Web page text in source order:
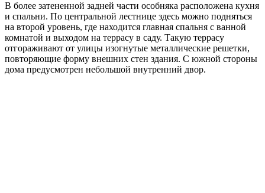
В более затененной задней части особняка расположена кухня
и спальни. По центральной лестнице здесь можно подняться
на второй уровень, где находится главная спальня с ванной
комнатой и выходом на террасу в саду. Такую террасу
отгораживают от улицы изогнутые металлические решетки,
повторяющие форму внешних стен здания. С южной стороны
дома предусмотрен небольшой внутренний двор.